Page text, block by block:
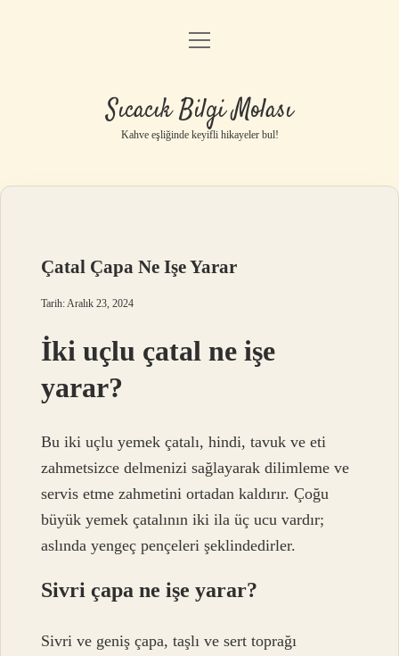
Anasayfa
Yasal Uyarı
menüyü
Sıcacık Bilgi Molası
Kahve eşliğinde keyifli hikayeler bul!
Çatal Çapa Ne Işe Yarar
Tarih: Aralık 23, 2024
İki uçlu çatal ne işe
yarar?
Bu iki uçlu yemek çatalı, hindi, tavuk ve eti
zahmetsizce delmenizi sağlayarak dilimleme ve
servis etme zahmetini ortadan kaldırır. Çoğu
büyük yemek çatalının iki ila üç ucu vardır;
aslında yengeç pençeleri şeklindedirler.
Sivri çapa ne işe yarar?
Sivri ve geniş çapa, taşlı ve sert toprağı